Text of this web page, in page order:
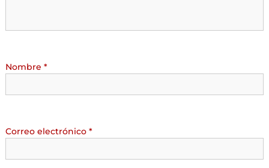
Nombre *
Correo electrónico *